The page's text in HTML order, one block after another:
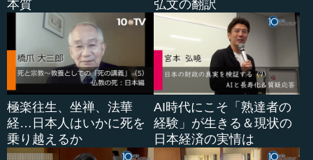
本質
弘文の翻訳
極楽往生、坐禅、法華
経…日本人はいかに死を
乗り越えるか
AI時代にこそ「熟達者の
経験」が生きる＆現状の
日本経済の実情は